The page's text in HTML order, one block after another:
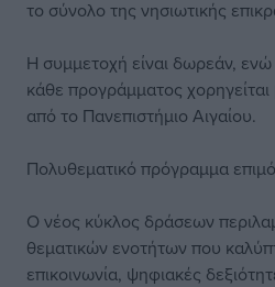
το σύνολο της νησιωτικής
Η συμμετοχή είναι δωρεάν,
κάθε προγράμματος
από το Πανεπιστήμιο Αιγαίου.
Πολυθεματικό πρόγραμμα
Ο νέος κύκλος δράσεων
θεματικών ενοτήτων που
επικοινωνία, ψηφιακές